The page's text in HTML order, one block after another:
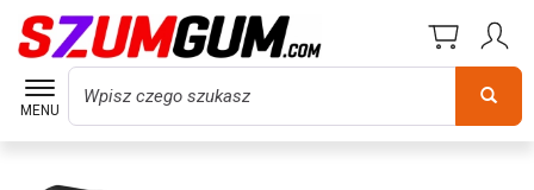
MENU
Wyszukaj